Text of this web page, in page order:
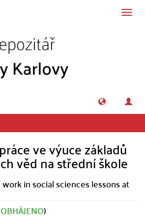
ve výuce základů
věd na střední škole
in social sciences lessons at
OBHÁJENO)